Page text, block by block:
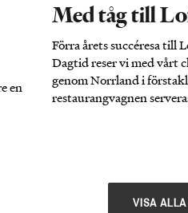
en
Med tåg till
Förra årets succéresa till
Dagtid reser vi med vårt
genom Norrland i
restaurangvagnen
VISA ALLA